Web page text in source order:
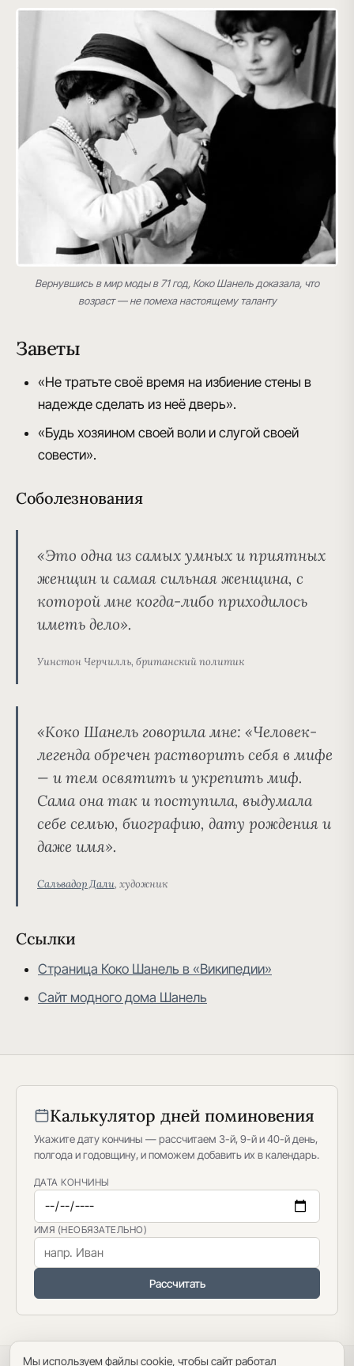
Вернувшись в мир моды в 71 год, Коко Шанель доказала, что
возраст — не помеха настоящему таланту
Заветы
«Не тратьте своё время на избиение стены в
надежде сделать из неё дверь».
«Будь хозяином своей воли и слугой своей
совести».
Соболезнования
«Это одна из самых умных и приятных
женщин и самая сильная женщина, с
которой мне когда-либо приходилось
иметь дело».
Уинстон Черчилль, британский политик
«Коко Шанель говорила мне: «Человек-
легенда обречен растворить себя в мифе
— и тем освятить и укрепить миф.
Сама она так и поступила, выдумала
себе семью, биографию, дату рождения и
даже имя».
Сальвадор Дали, художник
Ссылки
Страница Коко Шанель в «Википедии»
Сайт модного дома Шанель
Калькулятор дней поминовения
Укажите дату кончины — рассчитаем 3-й, 9-й и 40-й день,
полгода и годовщину, и поможем добавить их в календарь.
ДАТА КОНЧИНЫ
ИМЯ (НЕОБЯЗАТЕЛЬНО)
Рассчитать
Мы используем файлы cookie, чтобы сайт работал